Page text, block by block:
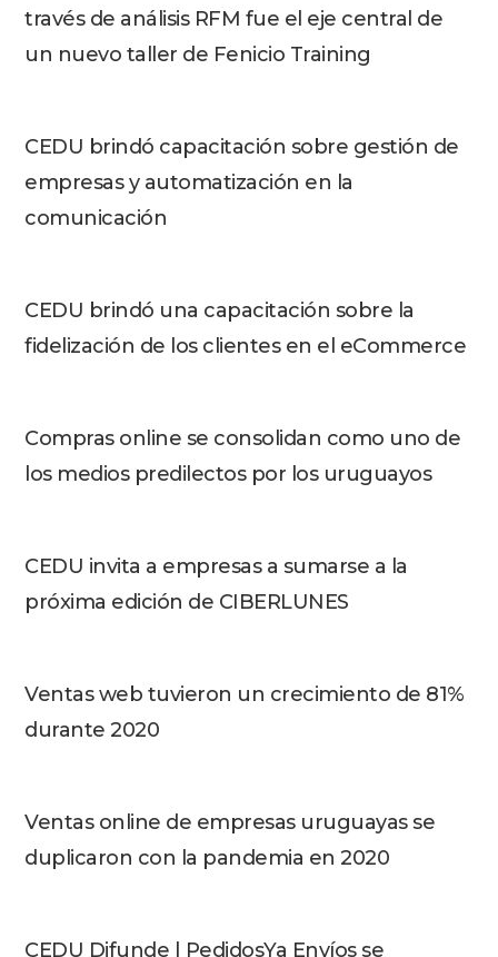
través de análisis RFM fue el eje central de
un nuevo taller de Fenicio Training
CEDU brindó capacitación sobre gestión de
empresas y automatización en la
comunicación
CEDU brindó una capacitación sobre la
fidelización de los clientes en el eCommerce
Compras online se consolidan como uno de
los medios predilectos por los uruguayos
CEDU invita a empresas a sumarse a la
próxima edición de CIBERLUNES
Ventas web tuvieron un crecimiento de 81%
durante 2020
Ventas online de empresas uruguayas se
duplicaron con la pandemia en 2020
CEDU Difunde | PedidosYa Envíos se